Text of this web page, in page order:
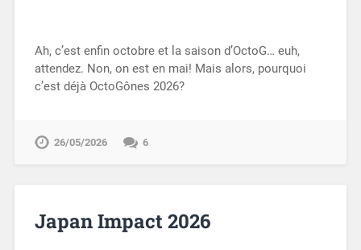
Ah, c’est enfin octobre et la saison d’OctoG… euh,
attendez. Non, on est en mai! Mais alors, pourquoi
c’est déjà OctoGônes 2026?
26/05/2026 6
Japan Impact 2026